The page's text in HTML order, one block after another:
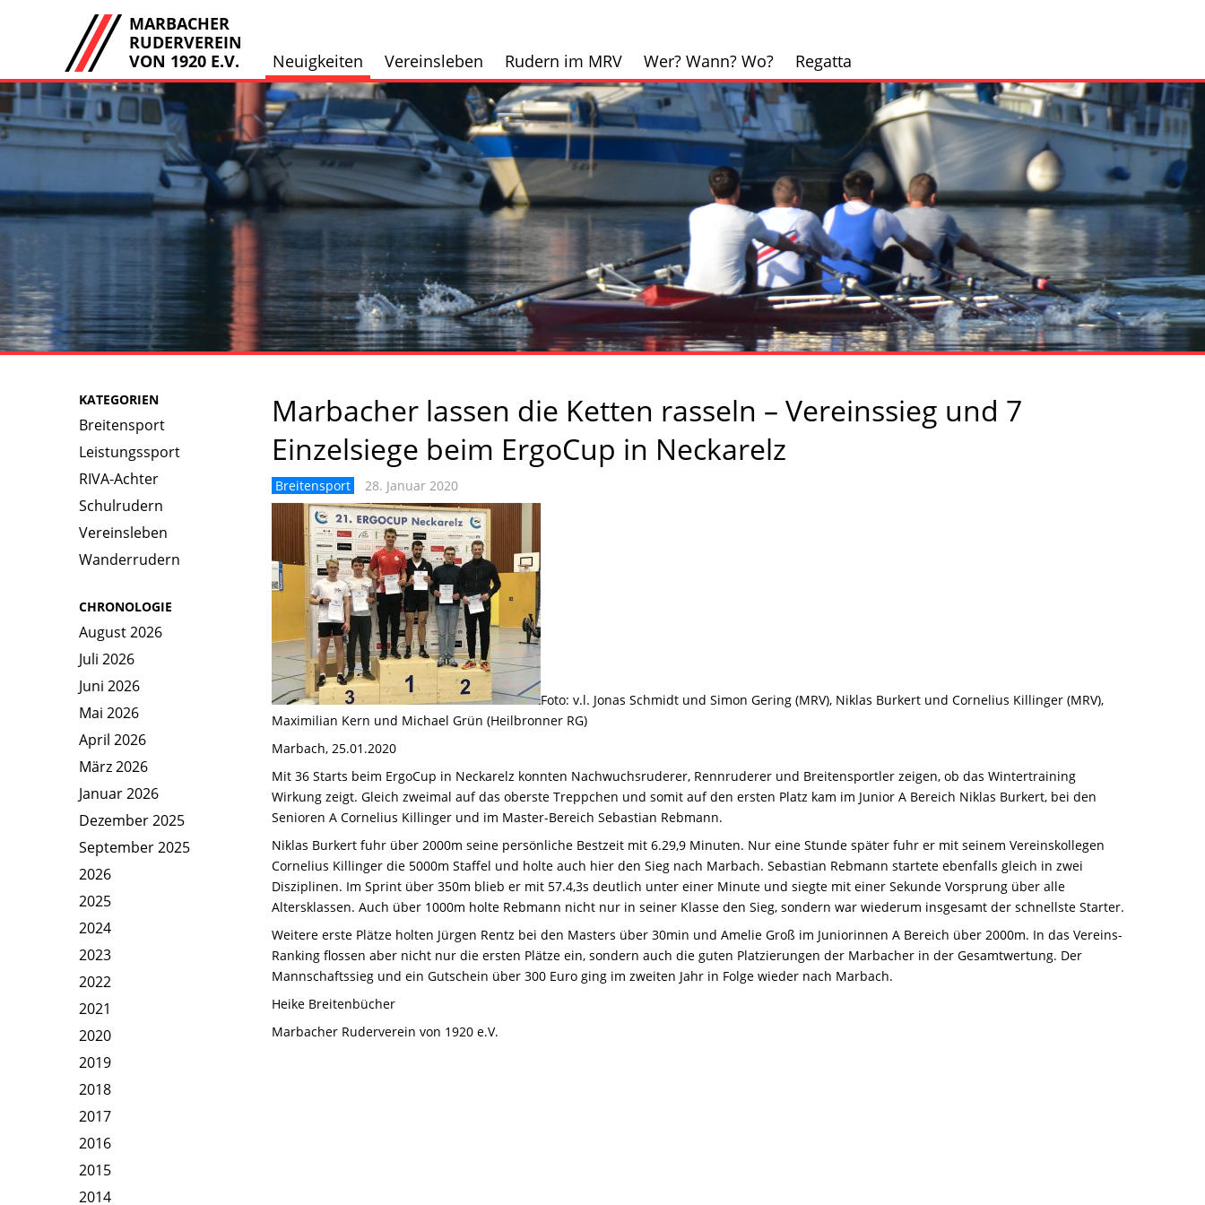
MARBACHER
RUDERVEREIN
VON 1920 E.V.
Neuigkeiten Vereinsleben Rudern im MRV Wer? Wann? Wo? Regatta
KATEGORIEN
Breitensport
Leistungssport
RIVA-Achter
Schulrudern
Vereinsleben
Wanderrudern
CHRONOLOGIE
August 2026
Juli 2026
Juni 2026
Mai 2026
April 2026
März 2026
Januar 2026
Dezember 2025
September 2025
2026
2025
2024
2023
2022
2021
2020
2019
2018
2017
2016
2015
2014
Marbacher lassen die Ketten rasseln – Vereinssieg und 7
Einzelsiege beim ErgoCup in Neckarelz
Breitensport 28. Januar 2020
Foto: v.l. Jonas Schmidt und Simon Gering (MRV), Niklas Burkert und Cornelius Killinger (MRV),
Maximilian Kern und Michael Grün (Heilbronner RG)
Marbach, 25.01.2020
Mit 36 Starts beim ErgoCup in Neckarelz konnten Nachwuchsruderer, Rennruderer und Breitensportler zeigen, ob das Wintertraining
Wirkung zeigt. Gleich zweimal auf das oberste Treppchen und somit auf den ersten Platz kam im Junior A Bereich Niklas Burkert, bei den
Senioren A Cornelius Killinger und im Master-Bereich Sebastian Rebmann.
Niklas Burkert fuhr über 2000m seine persönliche Bestzeit mit 6.29,9 Minuten. Nur eine Stunde später fuhr er mit seinem Vereinskollegen
Cornelius Killinger die 5000m Staffel und holte auch hier den Sieg nach Marbach. Sebastian Rebmann startete ebenfalls gleich in zwei
Disziplinen. Im Sprint über 350m blieb er mit 57.4,3s deutlich unter einer Minute und siegte mit einer Sekunde Vorsprung über alle
Altersklassen. Auch über 1000m holte Rebmann nicht nur in seiner Klasse den Sieg, sondern war wiederum insgesamt der schnellste Starter.
Weitere erste Plätze holten Jürgen Rentz bei den Masters über 30min und Amelie Groß im Juniorinnen A Bereich über 2000m. In das Vereins-
Ranking flossen aber nicht nur die ersten Plätze ein, sondern auch die guten Platzierungen der Marbacher in der Gesamtwertung. Der
Mannschaftssieg und ein Gutschein über 300 Euro ging im zweiten Jahr in Folge wieder nach Marbach.
Heike Breitenbücher
Marbacher Ruderverein von 1920 e.V.